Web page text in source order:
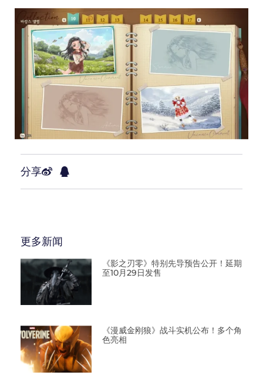
分享
更多新闻
《影之刃零》特别先导预告公开！延期
至10月29日发售
《漫威金刚狼》战斗实机公布！多个角
色亮相